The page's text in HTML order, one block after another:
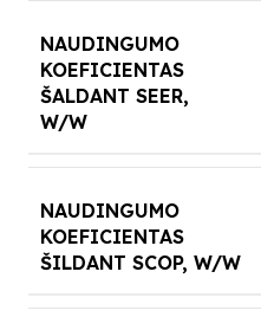
NAUDINGUMO
KOEFICIENTAS
ŠALDANT SEER,
W/W
NAUDINGUMO
KOEFICIENTAS
ŠILDANT SCOP, W/W